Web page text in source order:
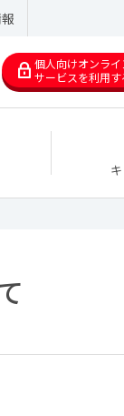
個人向けオンライ
サービスを利用す